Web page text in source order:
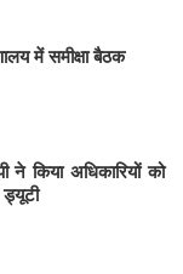
में समीक्षा बैठक
ने किया अधिकारियों को